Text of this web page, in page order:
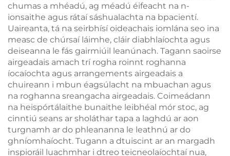
chumas a mhéadú, ag méadú éifeacht na n-
ionsaithe agus rátaí sáshualachta na bpacientí.
Uaireanta, tá na seirbhísí oideachais iomlána seo ina
measc de chúrsaí láimhe, cláir diabhlaíochta agus
deiseanna le fás gairmiúil leanúnach. Tagann saoirse
airgeadais amach trí rogha roinnt roghanna
íocaíochta agus arrangements airgeadais a
chuireann i mbun éagsúlacht na mbuachan agus
na roghanna sreangacha airgeadais. Coimeádann
na heispórtálaithe bunaithe leibhéal mór stoc, ag
cinntiú seans ar sholáthar tapa a laghdú ar aon
turgnamh ar do phleananna le leathnú ar do
ghníomhaíocht. Tugann a dtuiscint ar an margadh
inspioráil luachmhar i dtreo teicneolaíochtaí nua,